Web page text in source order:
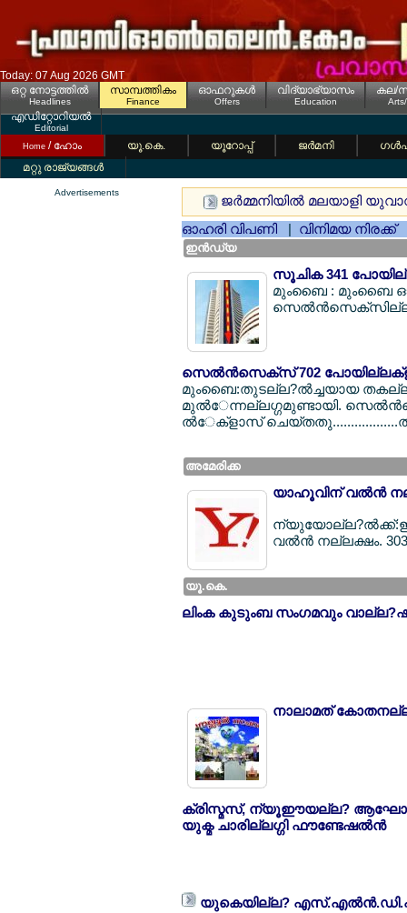
Today: 07 Aug 2026 GMT
ഒറ്റ നോട്ടത്തില്‍
Headlines
സാമ്പത്തികം
Finance
ഓഫറുകള്‍
Offers
വിദ്യാഭ്യാസം
Education
കല/
എഡിറ്റോറിയല്‍
Editorial
Home / ഹോം യൂ.കെ. യൂറോപ്പ് ജര്‍മനി
മറ്റു രാജ്യങ്ങള്‍
Advertisements
ജര്‍മ്മനിയില്‍ മലയാളി
ഓഹരി വിപണി | വിനിമയ നിരക്ക്
ഇന്‍ഡ്യ
സൂചിക 341
മുംബൈ : മുംബൈ
സെല്‍ന്‍സെക്സ് 702 പോയില്ലക്ള്
മുംബൈ:തുടല്ല?ല്‍ച്ചയായ
മുല്‍േന്നല്ലഗ്ഗമുണ്ടായി.
ല്‍േക്ളാസ്
അമേരിക്ക
യാഹൂവിന് വല്‍ന്‍
വല്‍ന്‍ നല്ലക്ഷം.
യൂ.കെ.
ലിംക കുടുംബ സംഗമവും
നാലാമത്
ക്രിസ്മസ്, ന്യൂഈയല്ല?
യുക്മ ചാരില്ലഗ്ഗി ഫൗണ്ടേഷല്‍ന്‍
യുകെയില്ല?